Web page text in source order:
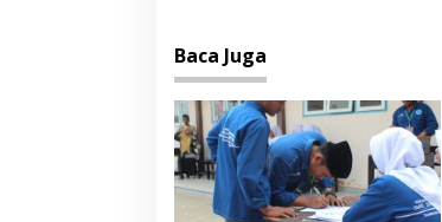
Baca Juga